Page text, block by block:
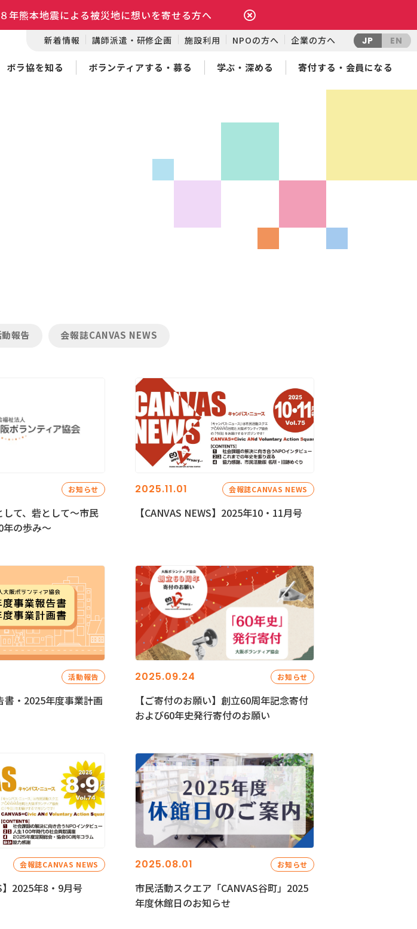
年熊本地震による被災地に想いを寄せる方へ
新着情報 講師派遣・研修企画 施設利用 NPOの方へ 企業の方へ JP EN
ボラ協を知る ボランティアする・募る 学ぶ・深める 寄付する・会員になる
動報告 会報誌CANVAS NEWS
お知らせ
して、砦として～市民
年の歩み～
2025.11.01 会報誌CANVAS NEWS
【CANVAS NEWS】2025年10・11月号
活動報告
書・2025年度事業計画
2025.09.24 お知らせ
【ご寄付のお願い】創立60周年記念寄付
および60年史発行寄付のお願い
会報誌CANVAS NEWS
】2025年8・9月号
2025.08.01 お知らせ
市民活動スクエア「CANVAS谷町」2025
年度休館日のお知らせ